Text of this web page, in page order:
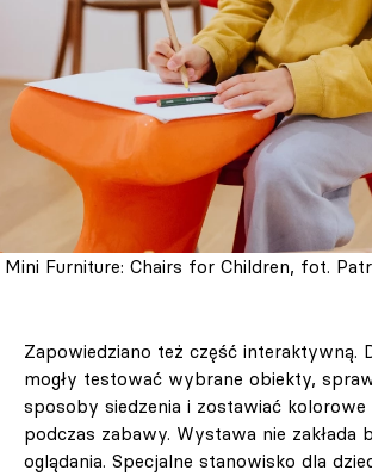
Mini Furniture: Chairs for Children, fot.
Zapowiedziano też część interaktywną.
mogły testować wybrane obiekty,
sposoby siedzenia i zostawiać kolorowe
podczas zabawy. Wystawa nie zakłada
oglądania. Specjalne stanowisko dla